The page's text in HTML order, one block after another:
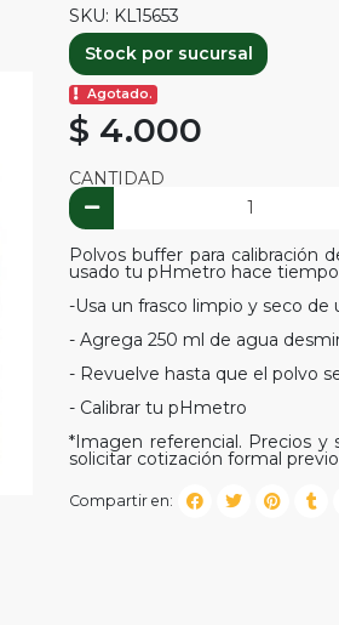
SKU: KL15653
Stock por sucursal
Agotado.
$ 4.000
CANTIDAD
Polvos buffer para calibración
usado tu pHmetro hace
-Usa un frasco limpio y seco de
- Agrega 250 ml de agua
- Revuelve hasta que el polvo
- Calibrar tu pHmetro
*Imagen referencial. Precios y
solicitar cotización formal
Compartir en: